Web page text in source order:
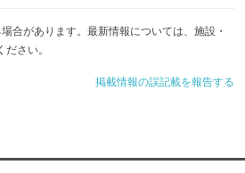
合があります。最新情報については、施設・
さい。
掲載情報の誤記載を報告する